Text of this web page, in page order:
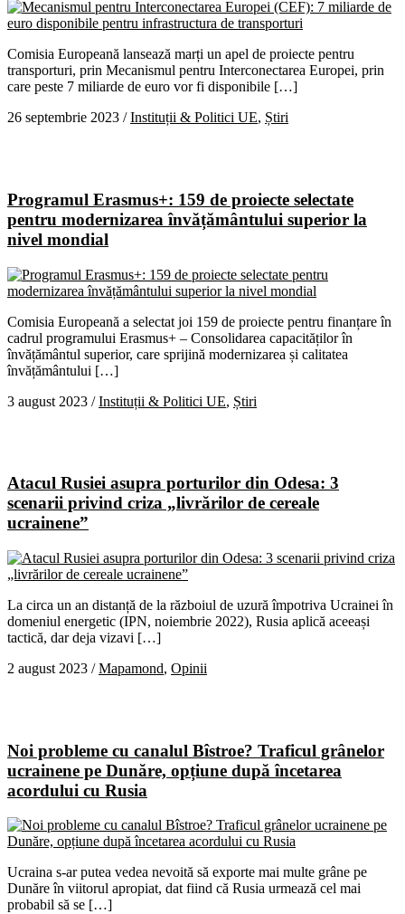
Comisia Europeană lansează marți un apel de proiecte pentru
transporturi, prin Mecanismul pentru Interconectarea Europei, prin
care peste 7 miliarde de euro vor fi disponibile […]
26 septembrie 2023 /Instituții & Politici UE, Știri
Programul Erasmus+: 159 de proiecte selectate
pentru modernizarea învățământului superior la
nivel mondial
Comisia Europeană a selectat joi 159 de proiecte pentru finanțare în
cadrul programului Erasmus+ – Consolidarea capacităților în
învățământul superior, care sprijină modernizarea și calitatea
învățământului […]
3 august 2023 /Instituții & Politici UE, Știri
Atacul Rusiei asupra porturilor din Odesa: 3
scenarii privind criza „livrărilor de cereale
ucrainene”
La circa un an distanță de la războiul de uzură împotriva Ucrainei în
domeniul energetic (IPN, noiembrie 2022), Rusia aplică aceeași
tactică, dar deja vizavi […]
2 august 2023 /Mapamond, Opinii
Noi probleme cu canalul Bîstroe? Traficul grânelor
ucrainene pe Dunăre, opțiune după încetarea
acordului cu Rusia
Ucraina s-ar putea vedea nevoită să exporte mai multe grâne pe
Dunăre în viitorul apropiat, dat fiind că Rusia urmează cel mai
probabil să se […]